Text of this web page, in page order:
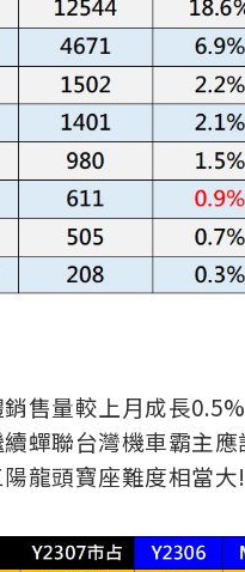
售量較上月成長
蟬聯台灣機車霸主
龍頭寶座難度相當大!